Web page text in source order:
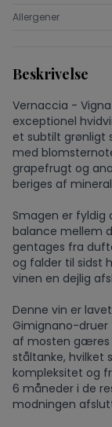
Allergener
Beskrivelse
Vernaccia -
exceptionel
et subtilt grønligt
med
grapefrugt og
beriges af
Smagen er fyldig
balance mellem
gentages fra
og falder til sidst
vinen en dejlig
Denne vin er
Gimignano-druer
af mosten gæres
ståltanke, hvilket
kompleksitet og
6 måneder i de
modningen